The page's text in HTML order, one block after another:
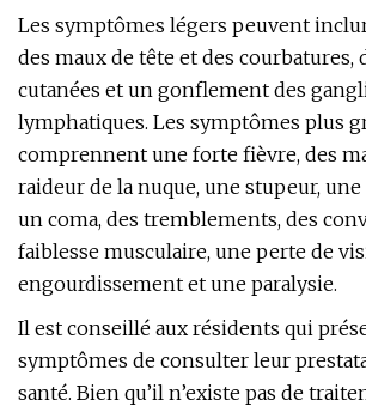
Les symptômes légers peuvent
des maux de tête et des courbatures,
cutanées et un gonflement des
lymphatiques. Les symptômes plus
comprennent une forte fièvre, des
raideur de la nuque, une stupeur,
un coma, des tremblements, des
faiblesse musculaire, une perte de
engourdissement et une paralysie.
Il est conseillé aux résidents qui
symptômes de consulter leur
santé. Bien qu’il n’existe pas de